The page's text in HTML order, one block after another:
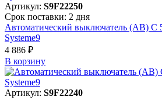
Артикул: S9F22250
Срок поставки: 2 дня
Автоматический выключатель (АВ) C
Systeme9
4 886 ₽
В корзинy
Артикул: S9F22240